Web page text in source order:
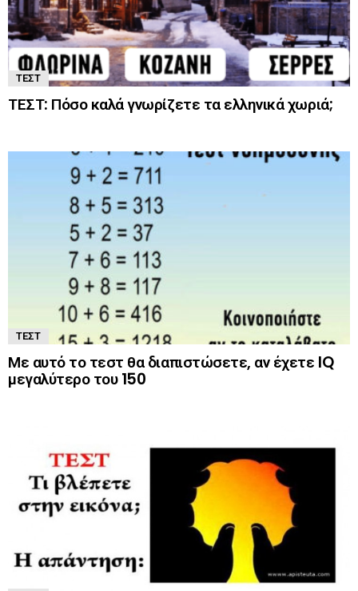
ΤΕΣΤ
ΤΕΣΤ: Πόσο καλά γνωρίζετε τα ελληνικά χωριά;
ΤΕΣΤ
Με αυτό το τεστ θα διαπιστώσετε, αν έχετε IQ
μεγαλύτερο του 150